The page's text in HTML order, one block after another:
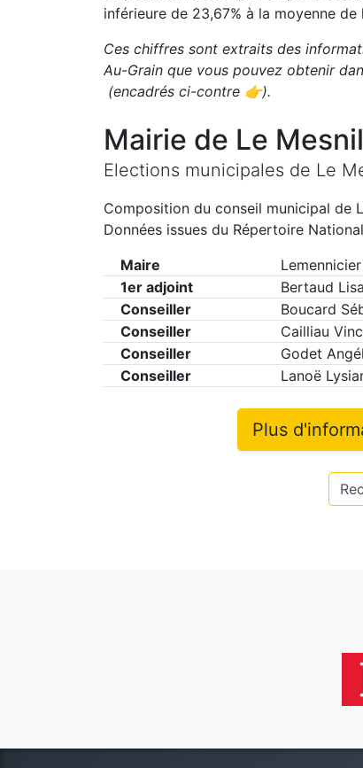
inférieure de 23,67% à la moyenne de
Ces chiffres sont extraits des
Au-Grain que vous pouvez obtenir
(encadrés ci-contre 👉).
Mairie de Le
Elections municipales de Le
Composition du conseil municipal de
Données issues du Répertoire
Maire
1er adjoint
Bertaud Lisa
Conseiller
Boucard
Conseiller
Cailliau
Conseiller
Godet
Conseiller
Lanoë
Plus